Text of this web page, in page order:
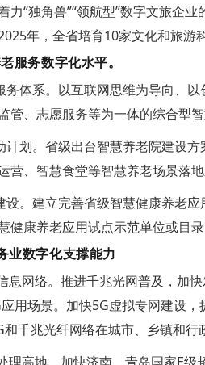
力“独角兽”“领航型”数字文旅企
年，全省培育10家文化和旅
服务数字化水平。
务体系。以互联网思维为导向、
管、志愿服务等为一体的综合型
计划。省级出台智慧养老院建设
营、智慧食堂等智慧养老场景落
设。建立完善省级智慧健康养老
健康养老应用试点示范单位或目
业数字化支撑能力
息网络。推进千兆光网普及，加
用场景。加快5G虚拟专网建设
千兆光纤网络在城市、乡镇和行